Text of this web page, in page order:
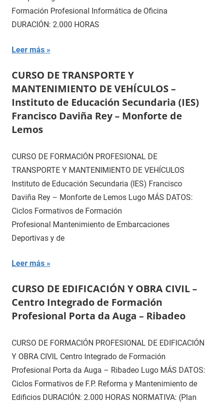
Formación Profesional Informática de Oficina
DURACIÓN: 2.000 HORAS
Leer más
CURSO DE TRANSPORTE Y
MANTENIMIENTO DE VEHÍCULOS –
Instituto de Educación Secundaria (IES)
Francisco Daviña Rey – Monforte de
Lemos
CURSO DE FORMACIÓN PROFESIONAL DE
TRANSPORTE Y MANTENIMIENTO DE VEHÍCULOS
Instituto de Educación Secundaria (IES) Francisco
Daviña Rey – Monforte de Lemos Lugo MÁS DATOS:
Ciclos Formativos de Formación
Profesional Mantenimiento de Embarcaciones
Deportivas y de
Leer más
CURSO DE EDIFICACIÓN Y OBRA CIVIL –
Centro Integrado de Formación
Profesional Porta da Auga – Ribadeo
CURSO DE FORMACIÓN PROFESIONAL DE EDIFICACIÓN
Y OBRA CIVIL Centro Integrado de Formación
Profesional Porta da Auga – Ribadeo Lugo MÁS DATOS:
Ciclos Formativos de F.P. Reforma y Mantenimiento de
Edificios DURACIÓN: 2.000 HORAS NORMATIVA: (Plan